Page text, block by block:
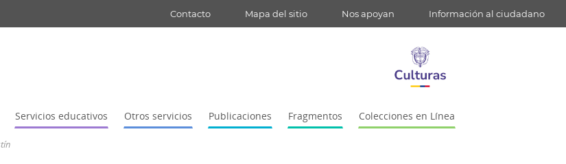
Contacto Mapa del sitio Nos apoyan Información al ciudadano
Servicios educativos Otros servicios Publicaciones Fragmentos Colecciones en Línea